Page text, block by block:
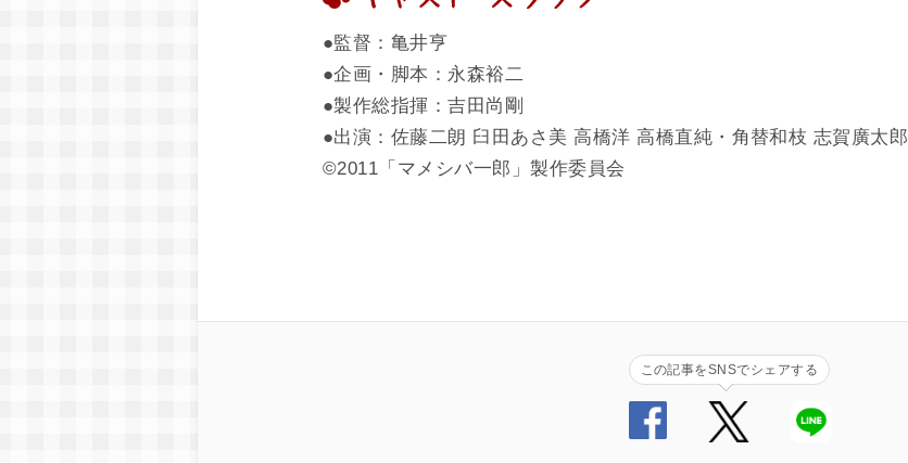
●監督：亀井亨
●企画・脚本：永森裕二
●製作総指揮：吉田尚剛
●出演：佐藤二朗 臼田あさ美 高橋洋 高橋直純・角替和枝 志賀廣太郎
©2011「マメシバ一郎」製作委員会
この記事をSNSでシェアする